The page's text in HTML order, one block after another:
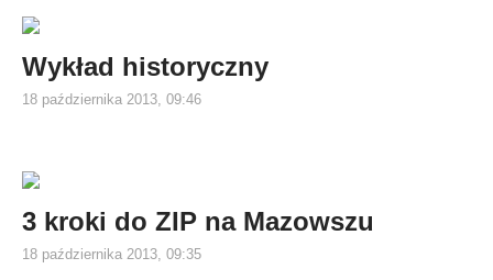
Wykład historyczny
18 października 2013, 09:46
3 kroki do ZIP na Mazowszu
18 października 2013, 09:35